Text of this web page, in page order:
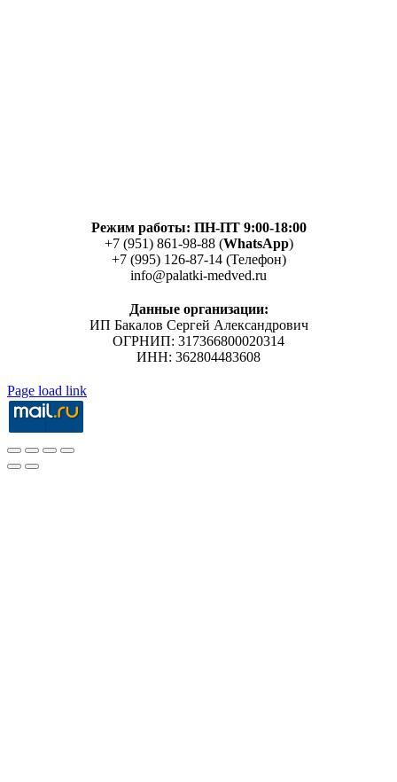
Режим работы: ПН-ПТ 9:00-18:00
+7 (951) 861-98-88 (WhatsApp)
+7 (995) 126-87-14 (Телефон)
info@palatki-medved.ru
Данные организации:
ИП Бакалов Сергей Александрович
ОГРНИП: 317366800020314
ИНН: 362804483608
Page load link